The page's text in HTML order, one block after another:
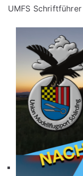
UMFS Schriftführer